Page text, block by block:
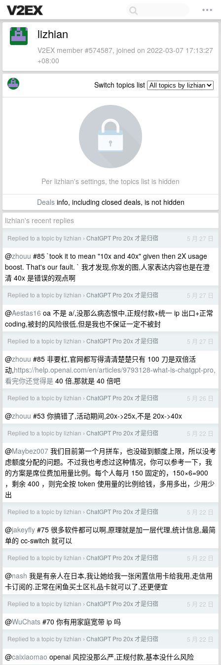
lizhian
V2EX member #574587, joined on 2022-03-07 17:13:27
+08:00
Switch topics list
Per lizhian's settings, the topics list is hidden
Dealsinfo, including closed deals, is not hidden
lizhian's recent replies
Replied to a topic by lizhian › ChatGPT Pro 20x 才是归宿 5 月 27 日
@zhouu #85 `took it to mean "10x and 40x" given then 2X usage
boost. That's our fault. ` 我才发现,你发的图,人家表达内容也是在澄
清 40x 是错误的观点啊
Replied to a topic by lizhian › ChatGPT Pro 20x 才是归宿 5 月 27 日
@Aestas16 oa 不是 a/,没那么病态恨中,正规付款+统一 ip 出口+正常
coding,被封的风险很低,但是我也不保证一定不被封
Replied to a topic by lizhian › ChatGPT Pro 20x 才是归宿 5 月 27 日
@zhouu #85 非要杠,官网都写得清清楚楚只有 100 刀是双倍活
动,https://help.openai.com/en/articles/9793128-what-is-chatgpt-pro,
看完你还觉得是 40 倍,那就是 40 倍吧
Replied to a topic by lizhian › ChatGPT Pro 20x 才是归宿 5 月 26 日
@zhouu #53 你搞错了,活动期间,20x->25x,不是 20x->40x
Replied to a topic by lizhian › ChatGPT Pro 20x 才是归宿 5 月 22 日
@Maybez007 我们目前第一个月拼车，也没碰到额度上限，所以没考
虑额度分配的问题。不过我也考虑过这种情况，你可以参考一下，我
的方案是席位费加用量比例。每个人每月 150 固定的，150×6=900
，剩余 400 ，则完全按 token 使用量的比例给钱，多用多出，少用少
出
Replied to a topic by lizhian › ChatGPT Pro 20x 才是归宿 5 月 22 日
@jakeyfly #75 很多软件都可以啊,原理就是加一层代理,统计信息,最简
单的 cc-switch 就可以
Replied to a topic by lizhian › ChatGPT Pro 20x 才是归宿 5 月 22 日
@nash 我是有亲人在日本,我让她给我一张闲置信用卡给我用,走信用
卡订阅的.正常在闲鱼买土区礼品卡就可以了,还更便宜
Replied to a topic by lizhian › ChatGPT Pro 20x 才是归宿 5 月 22 日
@WuChats #70 你有用家庭宽带 ip 吗
Replied to a topic by lizhian › ChatGPT Pro 20x 才是归宿 5 月 22 日
@caixiaomao openai 风控没那么严,正规付款,基本没什么风险